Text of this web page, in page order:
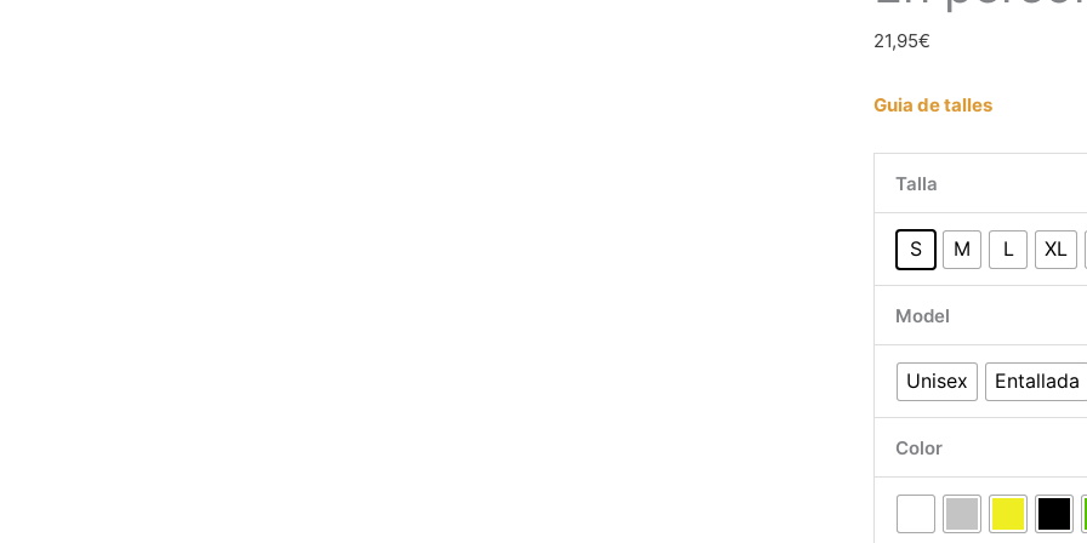
21,95€
Guia de talles
Talla
S M L XL
Model
Unisex Entallada
Color